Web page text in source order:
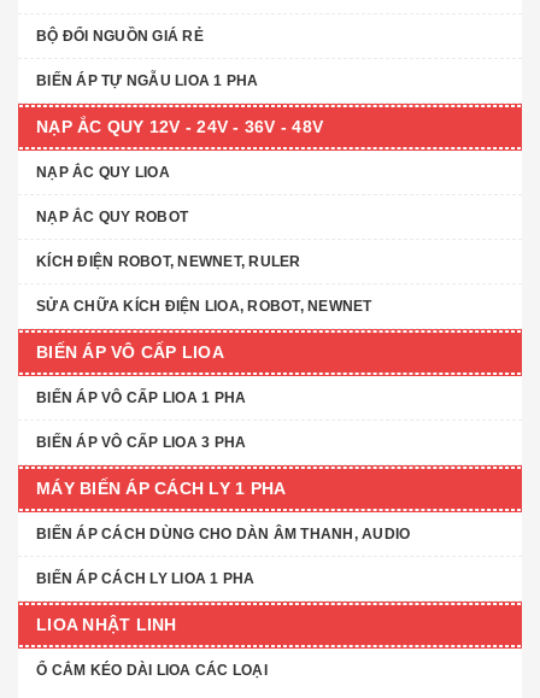
BỘ ĐỔI NGUỒN GIÁ RẺ
BIẾN ÁP TỰ NGẪU LIOA 1 PHA
NẠP ẮC QUY 12V - 24V - 36V - 48V
NẠP ẮC QUY LIOA
NẠP ẮC QUY ROBOT
KÍCH ĐIỆN ROBOT, NEWNET, RULER
SỬA CHỮA KÍCH ĐIỆN LIOA, ROBOT, NEWNET
BIẾN ÁP VÔ CẤP LIOA
BIẾN ÁP VÔ CẤP LIOA 1 PHA
BIẾN ÁP VÔ CẤP LIOA 3 PHA
MÁY BIẾN ÁP CÁCH LY 1 PHA
BIẾN ÁP CÁCH DÙNG CHO DÀN ÂM THANH, AUDIO
BIẾN ÁP CÁCH LY LIOA 1 PHA
LIOA NHẬT LINH
Ổ CẮM KÉO DÀI LIOA CÁC LOẠI